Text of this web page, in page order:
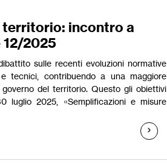
territorio: incontro a
12/2025
sulle recenti evoluzioni normative
tecnici, contribuendo a una maggiore
del territorio. Questo gli obiettivi
luglio 2025, «Semplificazioni e misure